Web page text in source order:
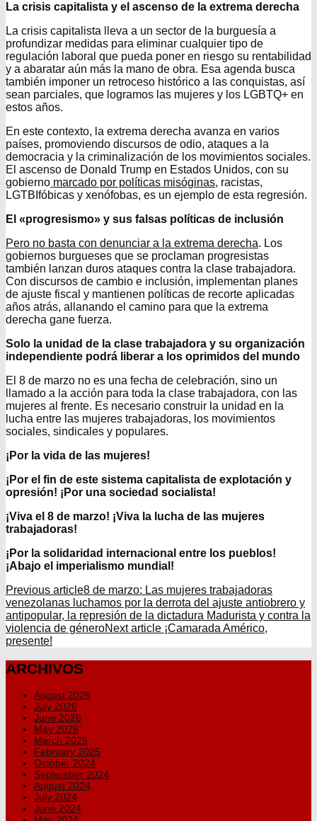
La crisis capitalista y el ascenso de la extrema derecha
La crisis capitalista lleva a un sector de la burguesía a
profundizar medidas para eliminar cualquier tipo de
regulación laboral que pueda poner en riesgo su rentabilidad
y a abaratar aún más la mano de obra. Esa agenda busca
también imponer un retroceso histórico a las conquistas, así
sean parciales, que logramos las mujeres y los LGBTQ+ en
estos años.
En este contexto, la extrema derecha avanza en varios
países, promoviendo discursos de odio, ataques a la
democracia y la criminalización de los movimientos sociales.
El ascenso de Donald Trump en Estados Unidos, con su
gobierno marcado por políticas misóginas, racistas,
LGTBIfóbicas y xenófobas, es un ejemplo de esta regresión.
El «progresismo» y sus falsas políticas de inclusión
Pero no basta con denunciar a la extrema derecha. Los
gobiernos burgueses que se proclaman progresistas
también lanzan duros ataques contra la clase trabajadora.
Con discursos de cambio e inclusión, implementan planes
de ajuste fiscal y mantienen políticas de recorte aplicadas
años atrás, allanando el camino para que la extrema
derecha gane fuerza.
Solo la unidad de la clase trabajadora y su organización
independiente podrá liberar a los oprimidos del mundo
El 8 de marzo no es una fecha de celebración, sino un
llamado a la acción para toda la clase trabajadora, con las
mujeres al frente. Es necesario construir la unidad en la
lucha entre las mujeres trabajadoras, los movimientos
sociales, sindicales y populares.
¡Por la vida de las mujeres!
¡Por el fin de este sistema capitalista de explotación y
opresión! ¡Por una sociedad socialista!
¡Viva el 8 de marzo! ¡Viva la lucha de las mujeres
trabajadoras!
¡Por la solidaridad internacional entre los pueblos!
¡Abajo el imperialismo mundial!
Previous article8 de marzo: Las mujeres trabajadoras
venezolanas luchamos por la derrota del ajuste antiobrero y
antipopular, la represión de la dictadura Madurista y contra la
violencia de géneroNext article ¡Camarada Américo,
presente!
ARCHIVOS
August 2026
July 2026
June 2026
May 2026
March 2025
February 2025
October 2024
September 2024
August 2024
July 2024
June 2024